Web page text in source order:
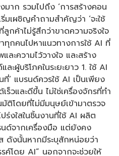
าก รวมไปถึง ‘การสร้างคอน
มเผชิญคำถามสำคัญว่า ‘จะใช้
ลูกค้าไม่รู้สึกว่าขาดความจริงใจ
กคนไปหาแนวทางการใช้ AI ที่
ละความไว้วางใจ และสร้าง
ะผู้บริโภคในระยะยาว 1. ใช้ AI
นที่’ แบรนด์ควรใช้ AI เป็นเพียง
ร็วและดีขึ้น ไม่ใช่เครื่องจักรที่ทำ
ติโดยที่ไม่มีมนุษย์เข้ามาตรวจ
ร่งใสในชิ้นงานที่ใช้ AI ผลิต
ด์จากเครื่องมือ แต่ยังคง
ดังนั้นหากมีระบุสักหน่อยว่า
ค์โดย AI” นอกจากจะช่วยให้